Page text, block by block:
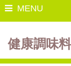
MENU
開催中の講座
健康調味